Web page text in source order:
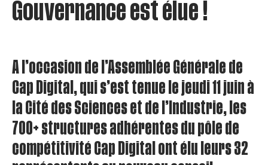
Gouvernance est élue !
A l’occasion de l’Assemblée Générale de
Cap Digital, qui s’est tenue le jeudi 11 juin à
la Cité des Sciences et de l’Industrie, les
700+ structures adhérentes du pôle de
compétitivité Cap Digital ont élu leurs 32